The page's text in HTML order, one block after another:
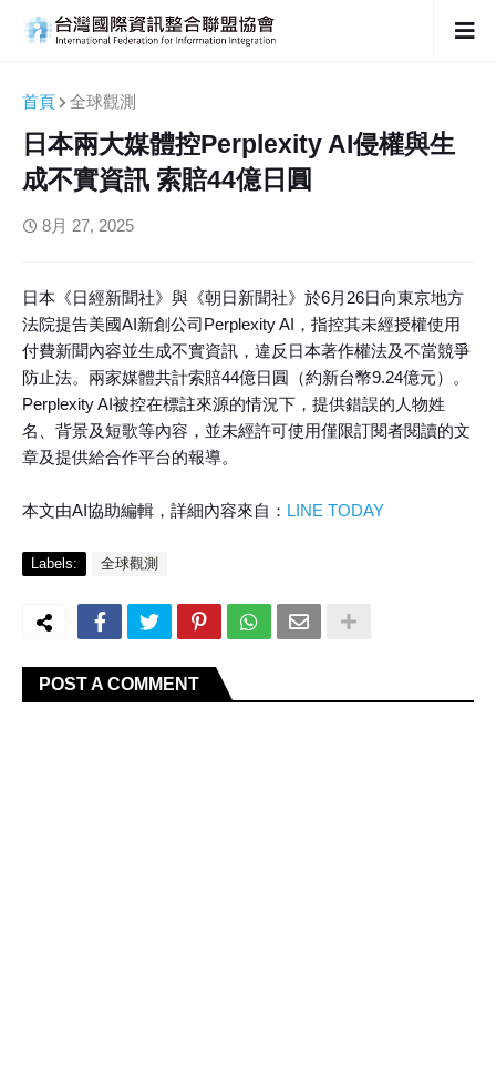
首頁 全球觀測
日本兩大媒體控Perplexity AI侵權與生
成不實資訊 索賠44億日圓
8月 27, 2025
日本《日經新聞社》與《朝日新聞社》於6月26日向東京地方
法院提告美國AI新創公司Perplexity AI，指控其未經授權使用
付費新聞內容並生成不實資訊，違反日本著作權法及不當競爭
防止法。兩家媒體共計索賠44億日圓（約新台幣9.24億元）。
Perplexity AI被控在標註來源的情況下，提供錯誤的人物姓
名、背景及短歌等內容，並未經許可使用僅限訂閱者閱讀的文
章及提供給合作平台的報導。
本文由AI協助編輯，詳細內容來自： LINE TODAY
Labels: 全球觀測
POST A COMMENT